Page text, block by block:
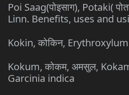
Poi Saag(पोइसाग), Potaki(
Linn. Benefits, uses and
Kokin, कोकिन,
Kokum, कोकम, अमसुल,
Garcinia indica